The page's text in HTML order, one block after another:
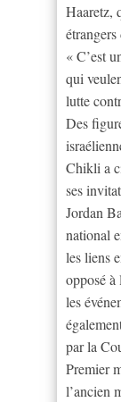
Haaretz,
étrangers
« C’est
qui
lutte
Des
Chikli a
ses
Jordan
national
les liens
opposé à
les
par la
Premier
l’ancien